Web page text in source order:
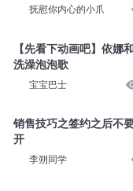
抚慰你内心的小爪
【先看下动画吧】依娜
洗澡泡泡歌
宝宝巴士
销售技巧之签约之后不
开
李朔同学